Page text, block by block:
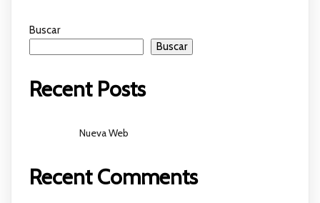
Buscar
Buscar
Recent Posts
Nueva Web
Recent Comments